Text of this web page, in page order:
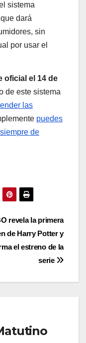
sistema
dará
sin
por usar el
oficial el 14 de
de este sistema
las
puedes
de
revela la primera
de Harry Potter y
el estreno de la
serie